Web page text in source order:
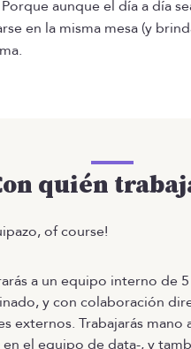
Porque aunque el día a día
en la misma mesa (y
quién
of course!
a un equipo interno de
y con colaboración
externos. Trabajarás mano
en el equipo de data-, y